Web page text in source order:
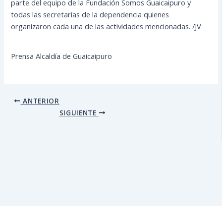
parte del equipo de la Fundación Somos Guaicaipuro y
todas las secretarías de la dependencia quienes
organizaron cada una de las actividades mencionadas. /JV
Prensa Alcaldía de Guaicaipuro
ANTERIOR
SIGUIENTE